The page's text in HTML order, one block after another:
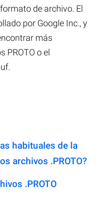
de archivo. El
por Google Inc., y
más
PROTO o el
habituales de la
archivos .PROTO?
.PROTO